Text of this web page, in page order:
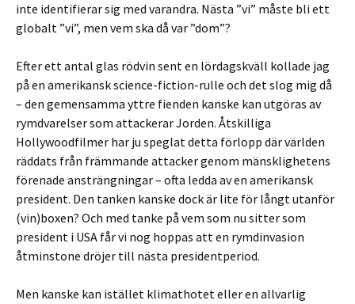
inte identifierar sig med varandra. Nästa ”vi” måste bli ett
globalt ”vi”, men vem ska då var ”dom”?
Efter ett antal glas rödvin sent en lördagskväll kollade jag
på en amerikansk science-fiction-rulle och det slog mig då
– den gemensamma yttre fienden kanske kan utgöras av
rymdvarelser som attackerar Jorden. Åtskilliga
Hollywoodfilmer har ju speglat detta förlopp där världen
räddats från främmande attacker genom mänsklighetens
förenade ansträngningar – ofta ledda av en amerikansk
president. Den tanken kanske dock är lite för långt utanför
(vin)boxen? Och med tanke på vem som nu sitter som
president i USA får vi nog hoppas att en rymdinvasion
åtminstone dröjer till nästa presidentperiod.
Men kanske kan istället klimathotet eller en allvarlig